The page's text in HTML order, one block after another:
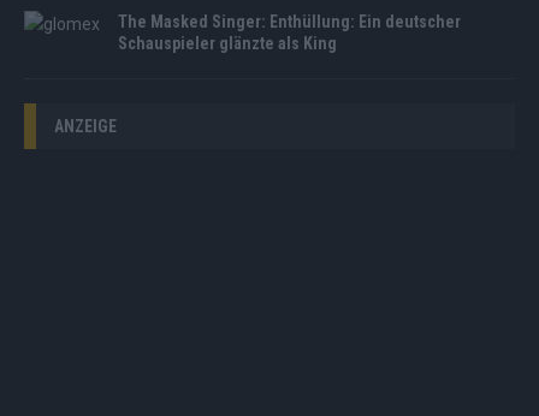
The Masked Singer: Enthüllung: Ein deutscher
Schauspieler glänzte als King
ANZEIGE